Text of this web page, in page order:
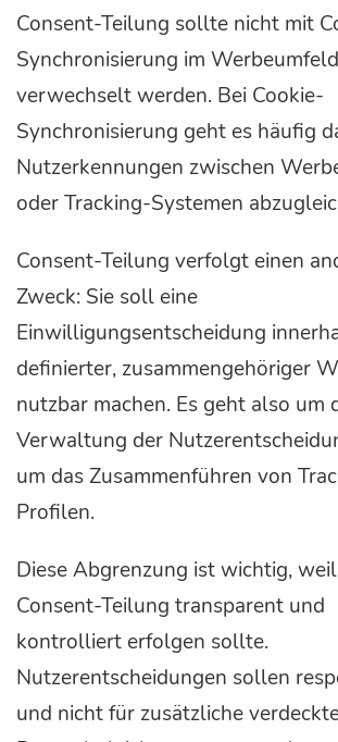
Consent-Teilung sollte nicht mit
Synchronisierung im Werbeumfeld
verwechselt werden. Bei Cookie-
Synchronisierung geht es häufig
Nutzerkennungen zwischen
oder Tracking-Systemen
Consent-Teilung verfolgt einen
Zweck: Sie soll eine
Einwilligungsentscheidung
definierter, zusammengehöriger
nutzbar machen. Es geht also um
Verwaltung der
um das Zusammenführen von
Profilen.
Diese Abgrenzung ist wichtig, weil
Consent-Teilung transparent und
kontrolliert erfolgen sollte.
Nutzerentscheidungen sollen
und nicht für zusätzliche